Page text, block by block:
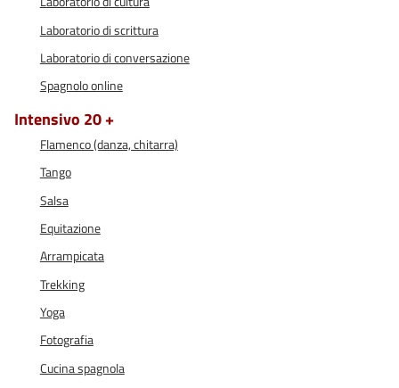
Laboratorio di scrittura
Laboratorio di conversazione
Spagnolo online
Intensivo 20 +
Flamenco (danza, chitarra)
Tango
Salsa
Equitazione
Arrampicata
Trekking
Yoga
Fotografia
Cucina spagnola